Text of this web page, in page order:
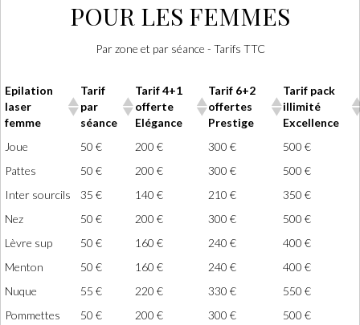
POUR LES FEMMES
Par zone et par séance - Tarifs TTC
Epilation
laser
femme
Tarif
par
séance
Tarif 4+1
offerte
Elégance
Tarif 6+2
offertes
Prestige
Tarif pack
illimité
Excellence
Joue
50 € 200 € 300 €
500 €
Pattes
50 € 200 € 300 €
500 €
Inter sourcils
35 € 140 € 210 €
350 €
Nez
50 € 200 € 300 €
500 €
Lèvre sup
50 € 160 € 240 €
400 €
Menton
50 € 160 € 240 €
400 €
Nuque
55 € 220 € 330 €
550 €
Pommettes
50 € 200 € 300 €
500 €